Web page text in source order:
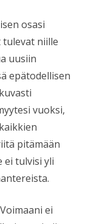
osasi
tulevat niille
uusiin
epätodellisen
vuoksi,
pitämään
ei tulvisi yli
ei